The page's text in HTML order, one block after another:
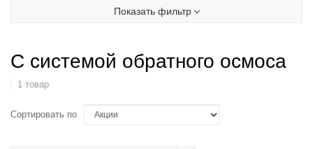
Показать фильтр
C системой обратного осмоса
1 товар
Сортировать по